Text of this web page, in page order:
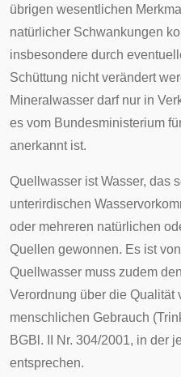
übrigen wesentlichen
natürlicher Schwankungen
insbesondere durch
Schüttung nicht verändert
Mineralwasser darf nur in
es vom Bundesministerium
anerkannt ist.
Quellwasser ist Wasser, das
unterirdischen
oder mehreren natürlichen
Quellen gewonnen. Es ist
Quellwasser muss zudem
Verordnung über die Qualität
menschlichen Gebrauch
BGBl. II Nr. 304/2001, in der
entsprechen.